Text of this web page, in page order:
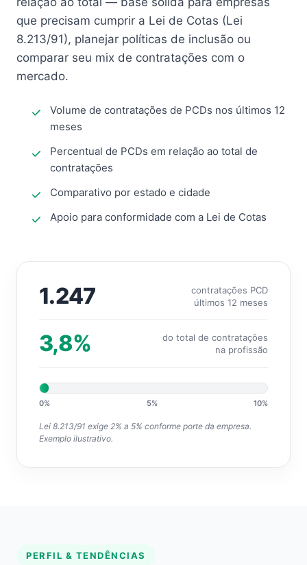
que precisam cumprir a Lei de Cotas (Lei
8.213/91), planejar políticas de inclusão ou
comparar seu mix de contratações com o
mercado.
Volume de contratações de PCDs nos últimos 12
meses
Percentual de PCDs em relação ao total de
contratações
Comparativo por estado e cidade
Apoio para conformidade com a Lei de Cotas
1.247
contratações PCD
últimos 12 meses
3,8%
do total de contratações
na profissão
0% 5% 10%
Lei 8.213/91 exige 2% a 5% conforme porte da empresa.
Exemplo ilustrativo.
PERFIL & TENDÊNCIAS